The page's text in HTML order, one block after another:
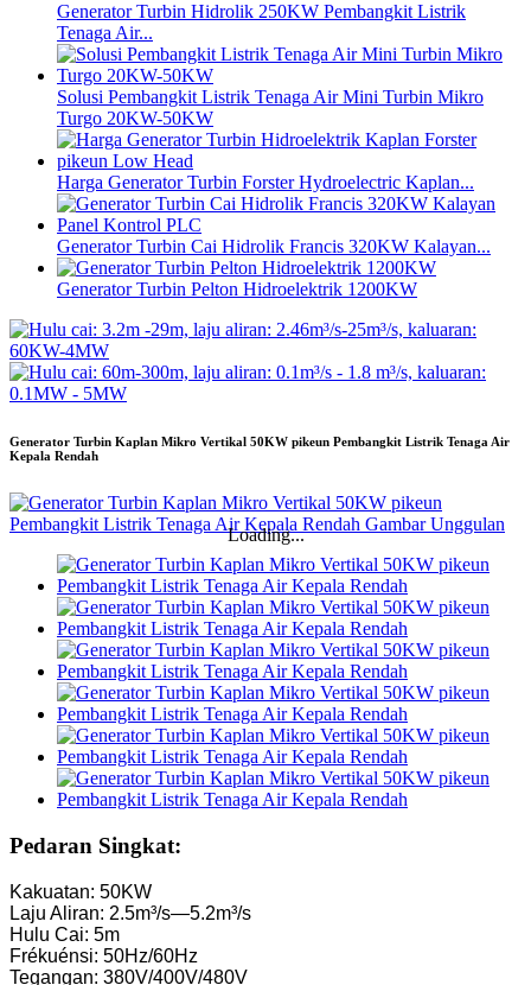
Generator Turbin Hidrolik 250KW Pembangkit Listrik
Tenaga Air...
Solusi Pembangkit Listrik Tenaga Air Mini Turbin Mikro
Turgo 20KW-50KW
Harga Generator Turbin Forster Hydroelectric Kaplan...
Generator Turbin Cai Hidrolik Francis 320KW Kalayan...
Generator Turbin Pelton Hidroelektrik 1200KW
Generator Turbin Kaplan Mikro Vertikal 50KW pikeun Pembangkit Listrik Tenaga Air
Kepala Rendah
Loading...
Pedaran Singkat:
Kakuatan: 50KW
Laju Aliran: 2.5m³/s—5.2m³/s
Hulu Cai: 5m
Frékuénsi: 50Hz/60Hz
Tegangan: 380V/400V/480V